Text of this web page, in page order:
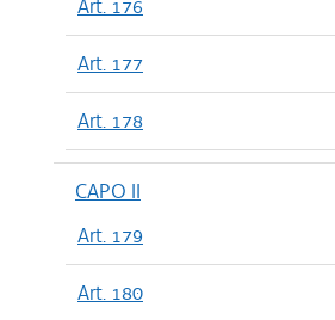
Art. 176
Art. 177
Art. 178
CAPO II
Art. 179
Art. 180